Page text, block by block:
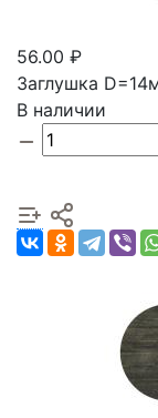
56.00 ₽
Заглушка
В наличии